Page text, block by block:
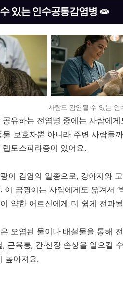
있는 인수공통감염병 🧫
사람도 감염될 수 있는 인
공유하는 전염병 중에는 사람에
보호자뿐 아니라 주변 사람들
토스피라증이 있어요.
이 감염의 일종으로, 강아지와
이 곰팡이는 사람에게도 옮겨서
약한 어르신에게 더 쉽게 전파
오염된 물이나 배설물을 통해
근육통, 간·신장 손상을 일으킬
높아져요.